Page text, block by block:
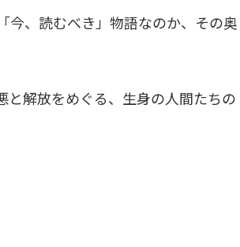
今、読むべき」物語なのか、その奥
と解放をめぐる、生身の人間たちの